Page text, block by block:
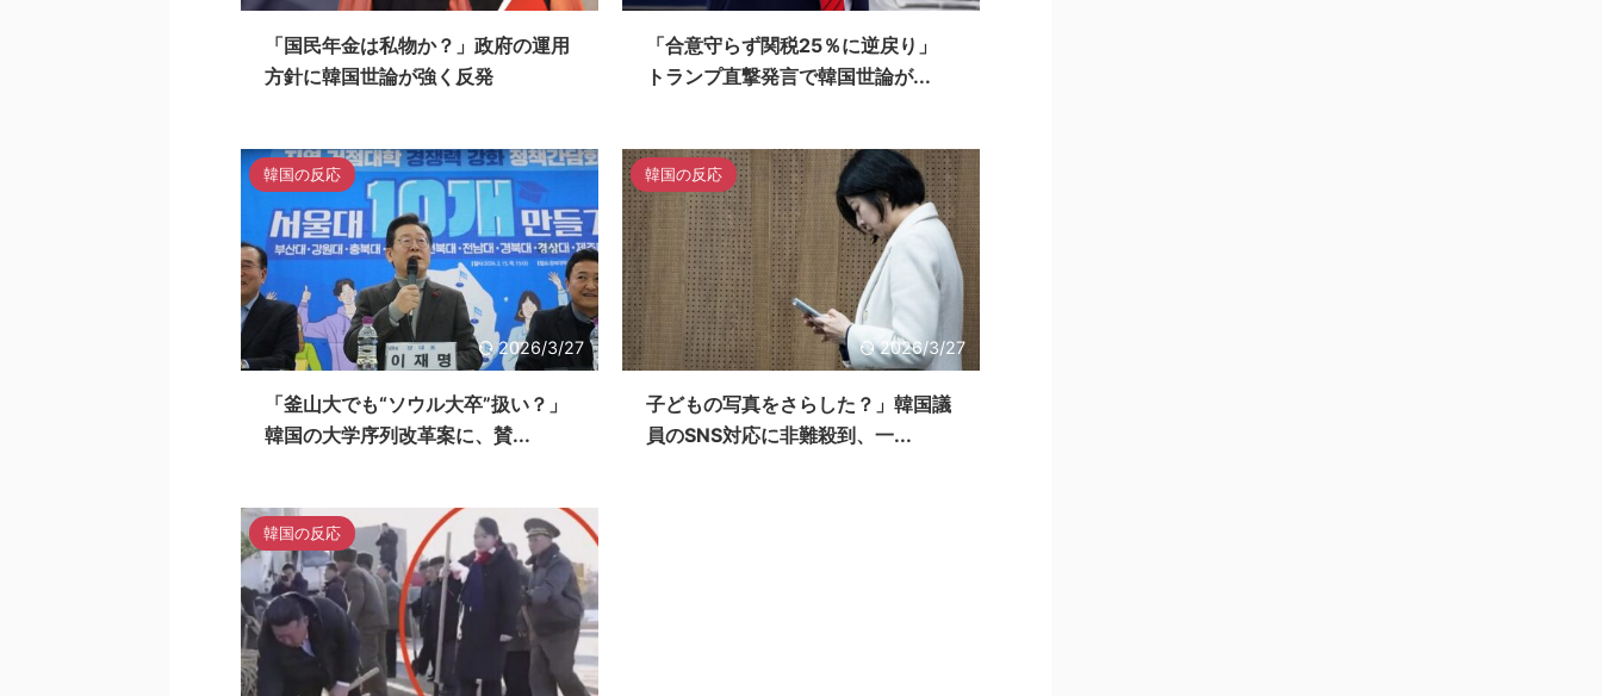
「国民年金は私物か？」政府の運用
方針に韓国世論が強く反発
「合意守らず関税25％に逆戻り」
トランプ直撃発言で韓国世論が...
2026/3/27
韓国の反応
「釜山大でも“ソウル大卒”扱い？」
韓国の大学序列改革案に、賛...
2026/3/27
韓国の反応
子どもの写真をさらした？」韓国議
員のSNS対応に非難殺到、一...
韓国の反応